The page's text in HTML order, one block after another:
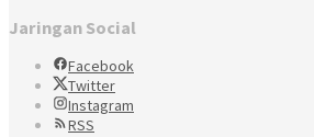
Jaringan Social
Facebook
Twitter
Instagram
RSS